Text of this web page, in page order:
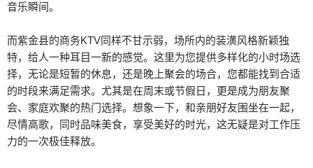
音乐瞬间。
而紫金县的商务KTV同样不甘示弱，场所内的装潢风格新颖独
特，给人一种耳目一新的感觉。这里为您提供多样化的小时场选
择，无论是短暂的休息，还是晚上聚会的场合，您都能找到合适
的时段来满足需求。尤其是在周末或节假日，更是成为朋友聚
会、家庭欢聚的热门选择。想象一下，和亲朋好友围坐在一起，
尽情高歌，同时品味美食，享受美好的时光，这无疑是对工作压
力的一次极佳释放。